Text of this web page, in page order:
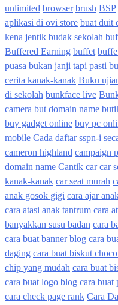
unlimited browser brush BSP
aplikasi di ovi store buat duit
kena jentik budak sekolah
Buffered Earning buffet
puasa bukan janji tapi pasti
cerita kanak-kanak Buku
di sekolah bunkface live
camera but domain name
buy gadget online buy pc
mobile Cada daftar sspn-i
cameron highland campaign
domain name Cantik car car
kanak-kanak car seat murah
anak gosok gigi cara ajar
cara atasi anak tantrum cara
banyakkan susu badan cara
cara buat banner blog cara
daging cara buat biskut
chip yang mudah cara buat
cara buat logo blog cara buat
cara check page rank Cara